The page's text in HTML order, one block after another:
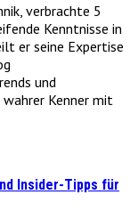
verbrachte 5
Kenntnisse in
er seine Expertise
und
Kenner mit
Insider-Tipps für